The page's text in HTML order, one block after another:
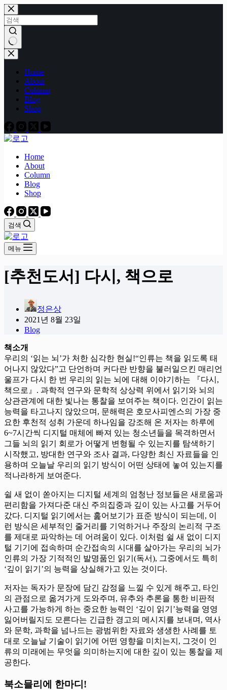
본
문
으
로
건
너
결
Home
About
Column
Blog
Shop
Home
About
Column
Blog
Shop
검색
메뉴
[추천도서] 다시, 책으로
정은상
2021년 8월 23일
Blog
책소개
우리의 ‘읽는 뇌’가 처한 심각한 현실!“인류는 책을 읽도록 태
어나지 않았다”고 단언하며 커다란 반향을 불러일으킨 매리언
울프가 다시 한 번 우리의 읽는 뇌에 대해 이야기하는 『다시,
책으로』. 과학적 연구와 문학적 상상력 위에서 읽기와 뇌의
상관관계에 대한 빛나는 통찰을 보여주는 책이다. 인간이 읽는
능력을 타고나지 않았으며, 문해력은 호모사피엔스의 가장 중
요한 후천적 성취 가운데 하나임을 강조해 온 저자는 하루에
6~7시간씩 디지털 매체에 빠져 있는 청소년들을 목격하면서
그들 뇌의 읽기 회로가 어떻게 변형될 수 있는지를 탐색하기
시작했고, 방대한 연구와 조사 결과, 다양한 최신 자료들을 인
용하며 오늘날 우리의 읽기 방식이 어떤 상태에 놓여 있는지를
적나라하게 보여준다.
쉴 새 없이 쏟아지는 디지털 세계의 엄청난 정보들은 새로움과
편리함을 가져다준 대신 주의집중과 깊이 있는 사고를 거두어
갔다. 디지털 읽기에서는 훑어보기가 표준 방식이 되는데, 이
런 방식은 세부적인 줄거리를 기억하거나 주장의 논리적 구조
를 제대로 파악하는 데 어려움이 있다. 이처럼 쉴 새 없이 디지
털 기기에 접속하며 순간접속의 시대를 살아가는 우리의 뇌가
인류의 가장 기적적인 발명품인 읽기(독서), 그중에서도 특히
‘깊이 읽기’의 능력을 상실해가고 있는 것이다.
저자는 독자가 문장에 담긴 감정을 느낄 수 있게 해주고, 타인
의 관점으로 옮겨가게 도와주며, 유추와 추론을 통한 비판적
사고를 가능하게 하는 중요한 능력인 ‘깊이 읽기’능력을 영영
잃어버릴지도 모른다는 긴급한 경고의 메시지를 보내며, 역사
와 문학, 과학을 넘나드는 광범위한 자료와 생생한 사례를 토
대로 오늘날 기술이 읽기에 어떤 영향을 미치는지, 그것이 인
류의 미래에는 무엇을 의미하는지에 대한 깊이 있는 통찰을 제
공한다.
북소믈리에 한마디!